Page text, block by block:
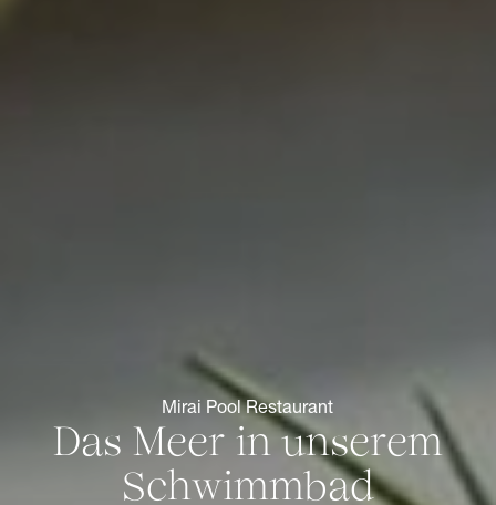
Mirai Pool Restaurant
Das Meer in unserem
Schwimmbad